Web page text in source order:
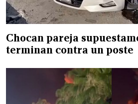
Chocan pareja
terminan contra un poste